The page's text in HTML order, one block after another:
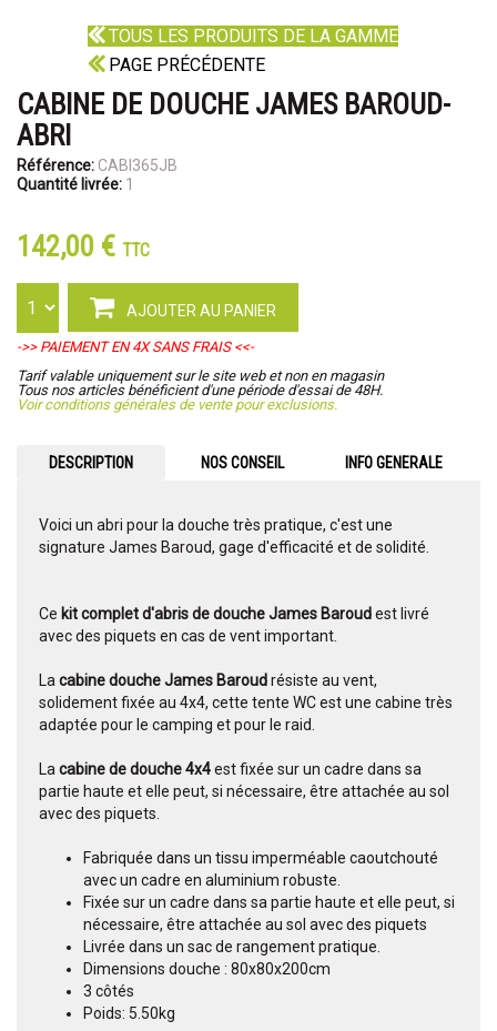
TOUS LES PRODUITS DE LA GAMME
PAGE PRÉCÉDENTE
CABINE DE DOUCHE JAMES BAROUD-
ABRI
Référence: CABI365JB
Quantité livrée: 1
142,00 € TTC
AJOUTER AU PANIER
->> PAIEMENT EN 4X SANS FRAIS <<-
Tarif valable uniquement sur le site web et non en magasin
Tous nos articles bénéficient d'une période d'essai de 48H.
Voir conditions générales de vente pour exclusions.
DESCRIPTION NOS CONSEIL INFO GENERALE
Voici un abri pour la douche très pratique, c'est une
signature James Baroud, gage d'efficacité et de solidité.
Ce kit complet d'abris de douche James Baroudest livré
avec des piquets en cas de vent important.
La cabine douche James Baroudrésiste au vent,
solidement fixée au 4x4, cette tente WC est une cabine très
adaptée pour le camping et pour le raid.
La cabine de douche 4x4est fixée sur un cadre dans sa
partie haute et elle peut, si nécessaire, être attachée au sol
avec des piquets.
Fabriquée dans un tissu imperméable caoutchouté
avec un cadre en aluminium robuste.
Fixée sur un cadre dans sa partie haute et elle peut, si
nécessaire, être attachée au sol avec des piquets
Livrée dans un sac de rangement pratique.
Dimensions douche : 80x80x200cm
3 côtés
Poids: 5.50kg